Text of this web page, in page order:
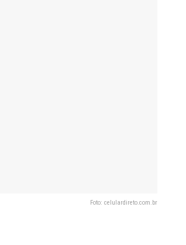
Foto: celulardireto.com.br